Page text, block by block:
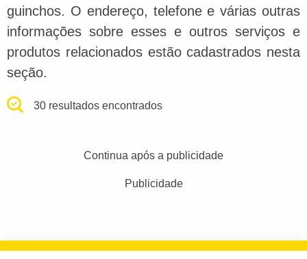
guinchos. O endereço, telefone e várias outras
informações sobre esses e outros serviços e
produtos relacionados estão cadastrados nesta
seção.
30 resultados encontrados
Continua após a publicidade
Publicidade